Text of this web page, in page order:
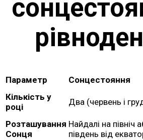
Параметр Сонцестояння
Кількість у
році
Два (червень і
Розташування
Сонця
Найдалі на північ
південь від